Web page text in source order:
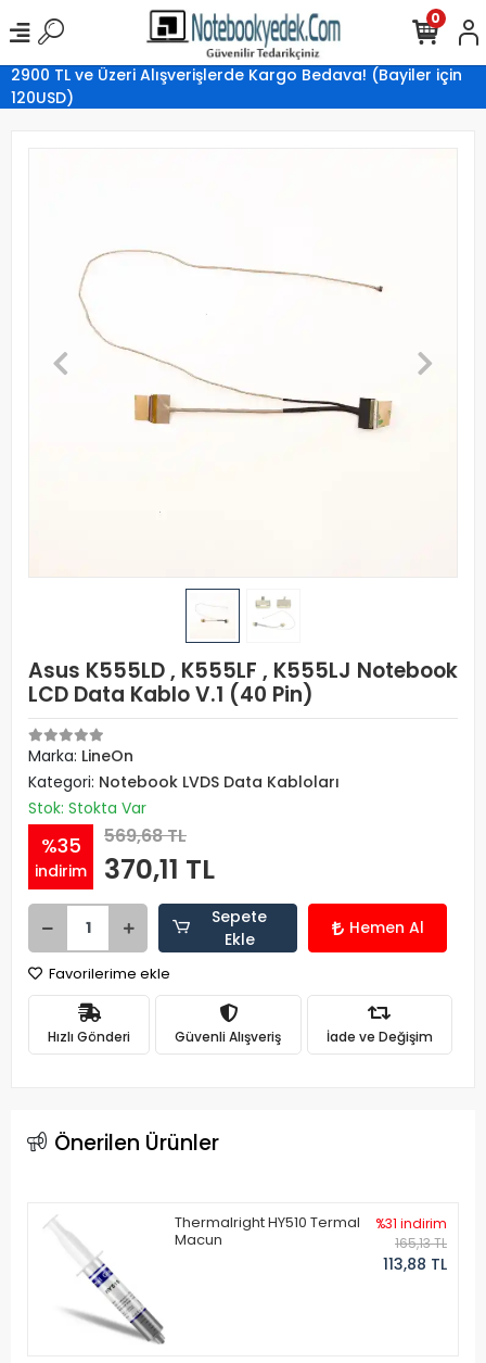
2900 TL ve Üzeri Alışverişlerde Kargo Bedava! (Bayiler için
120USD)
0
Asus K555LD , K555LF , K555LJ Notebook
LCD Data Kablo V.1 (40 Pin)
Marka: LineOn
Kategori: Notebook LVDS Data Kabloları
Stok: Stokta Var
%35
indirim
569,68 TL
370,11 TL
Sepete
Ekle
Hemen Al
Favorilerime ekle
Hızlı Gönderi Güvenli Alışveriş İade ve Değişim
Önerilen Ürünler
Thermalright HY510 Termal
Macun
%31 indirim
165,13 TL
113,88 TL